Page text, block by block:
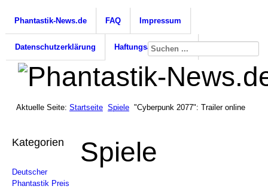
Phantastik-News.de FAQ Impressum
Datenschutzerklärung Haftungsausschluss
Aktuelle Seite: Startseite Spiele "Cyberpunk 2077": Trailer online
Kategorien
Deutscher
Phantastik Preis
Spiele